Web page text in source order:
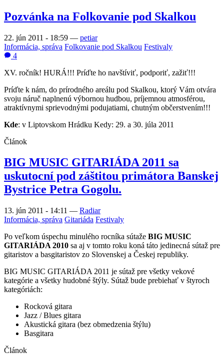
Pozvánka na Folkovanie pod Skalkou
22. jún 2011 - 18:59 — petiar
Informácia, správa Folkovanie pod Skalkou Festivaly
4
XV. ročník! HURÁ!!! Príďte ho navštíviť, podporiť, zažiť!!!
Príďte k nám, do prírodného areálu pod Skalkou, ktorý Vám otvára
svoju náruč naplnenú výbornou hudbou, príjemnou atmosférou,
atraktívnymi sprievodnými podujatiami, chutným občerstvením!!!
Kde: v Liptovskom Hrádku Kedy: 29. a 30. júla 2011
Článok
BIG MUSIC GITARIÁDA 2011 sa
uskutocní pod záštitou primátora Banskej
Bystrice Petra Gogolu.
13. jún 2011 - 14:11 — Radiar
Informácia, správa Gitariáda Festivaly
Po veľkom úspechu minulého rocníka sútaže BIG MUSIC
GITARIÁDA 2010 sa aj v tomto roku koná táto jedinecná sútaž pre
gitaristov a basgitaristov zo Slovenskej a Českej republiky.
BIG MUSIC GITARIÁDA 2011 je sútaž pre všetky vekové
kategórie a všetky hudobné štýly. Sútaž bude prebiehať v štyroch
kategóriách:
Rocková gitara
Jazz / Blues gitara
Akustická gitara (bez obmedzenia štýlu)
Basgitara
Článok